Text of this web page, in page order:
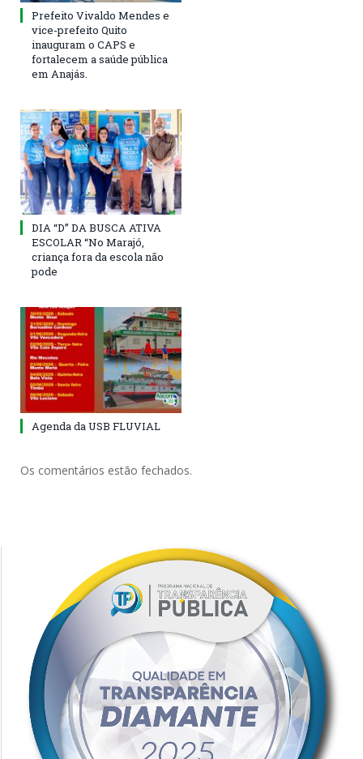
Prefeito Vivaldo Mendes e
vice-prefeito Quito
inauguram o CAPS e
fortalecem a saúde pública
em Anajás.
DIA “D” DA BUSCA ATIVA
ESCOLAR “No Marajó,
criança fora da escola não
pode
Agenda da USB FLUVIAL
Os comentários estão fechados.